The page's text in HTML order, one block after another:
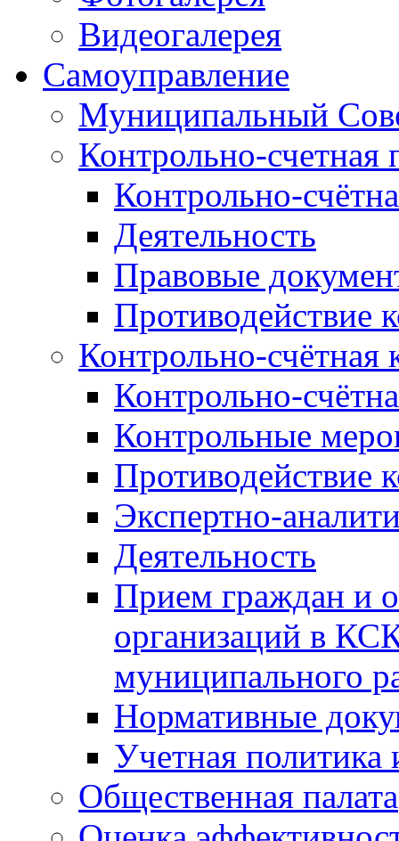
Видеогалерея
Самоуправление
Муниципальный
Контрольно-счетная
Контрольно-
Деятельность
Правовые
Противодействие
Контрольно-счётная
Контрольно-
Контрольные
Противодействие
Экспертно-
Деятельность
Прием граждан и
организаций в
муниципального
Нормативные
Учетная политика
Общественная палата